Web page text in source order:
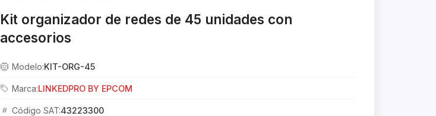
Kit organizador de redes de 45 unidades con
accesorios
Modelo:KIT-ORG-45
Marca:LINKEDPRO BY EPCOM
Código SAT:43223300